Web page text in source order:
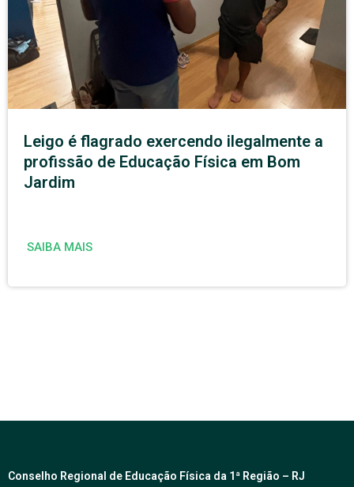
Leigo é flagrado exercendo ilegalmente a
profissão de Educação Física em Bom
Jardim
SAIBA MAIS
Conselho Regional de Educação Física da 1ª Região – RJ